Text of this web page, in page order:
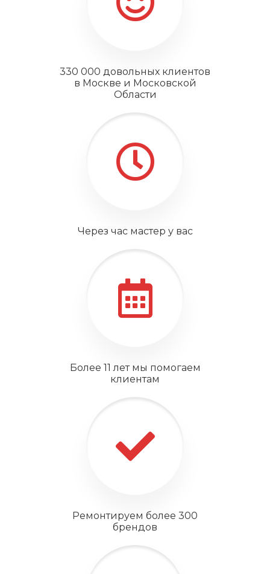
330 000 довольных клиентов
в Москве и Московской
Области
Через час мастер у вас
Более 11 лет мы помогаем
клиентам
Ремонтируем более 300
брендов